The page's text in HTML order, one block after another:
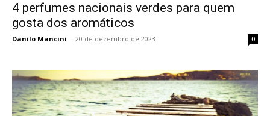
4 perfumes nacionais verdes para quem
gosta dos aromáticos
Danilo Mancini - 20 de dezembro de 2023 0